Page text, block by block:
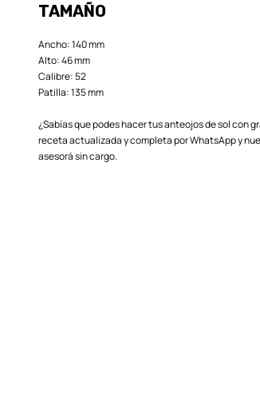
TAMAÑO
Ancho: 140 mm
Alto: 46 mm
Calibre: 52
Patilla: 135 mm
¿Sabías que podes hacer tus anteojos de sol con
receta actualizada y completa por WhatsApp y
asesorá sin cargo.